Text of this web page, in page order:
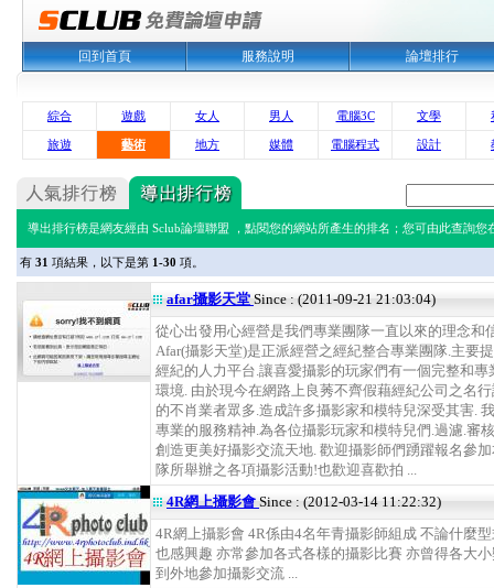
回到首頁 服務說明 論壇排行
綜合 遊戲 女人 男人 電腦3C 文學
旅遊 藝術 地方 媒體 電腦程式 設計
導出排行榜是網友經由 Sclub論壇聯盟 ，點閱您的網站所產生的排名；您可由此查詢您
有 31 項結果，以下是第 1-30 項。
afar攝影天堂 Since : (2011-09-21 21:03:04)
從心出發用心經營是我們專業團隊一直以來的理念和
Afar(攝影天堂)是正派經營之經紀整合專業團隊.主要
經紀的人力平台.讓喜愛攝影的玩家們有一個完整和專
環境. 由於現今在網路上良莠不齊假藉經紀公司之名
的不肖業者眾多.造成許多攝影家和模特兒深受其害.
專業的服務精神.為各位攝影玩家和模特兒們.過濾.審
創造更美好攝影交流天地. 歡迎攝影師們踴躍報名參
隊所舉辦之各項攝影活動!也歡迎喜歡拍 ...
4R網上攝影會 Since : (2012-03-14 11:22:32)
4R網上攝影會 4R係由4名年青攝影師組成 不論什麼
也感興趣 亦常參加各式各樣的攝影比賽 亦曾得各大
到外地參加攝影交流 ...